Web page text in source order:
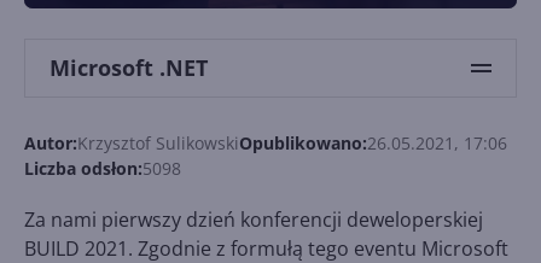
Microsoft .NET
Autor:Krzysztof SulikowskiOpublikowano:26.05.2021, 17:06
Liczba odsłon:5098
Za nami pierwszy dzień konferencji deweloperskiej
BUILD 2021. Zgodnie z formułą tego eventu Microsoft